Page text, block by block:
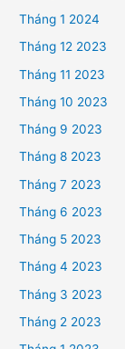
Tháng 1 2024
Tháng 12 2023
Tháng 11 2023
Tháng 10 2023
Tháng 9 2023
Tháng 8 2023
Tháng 7 2023
Tháng 6 2023
Tháng 5 2023
Tháng 4 2023
Tháng 3 2023
Tháng 2 2023